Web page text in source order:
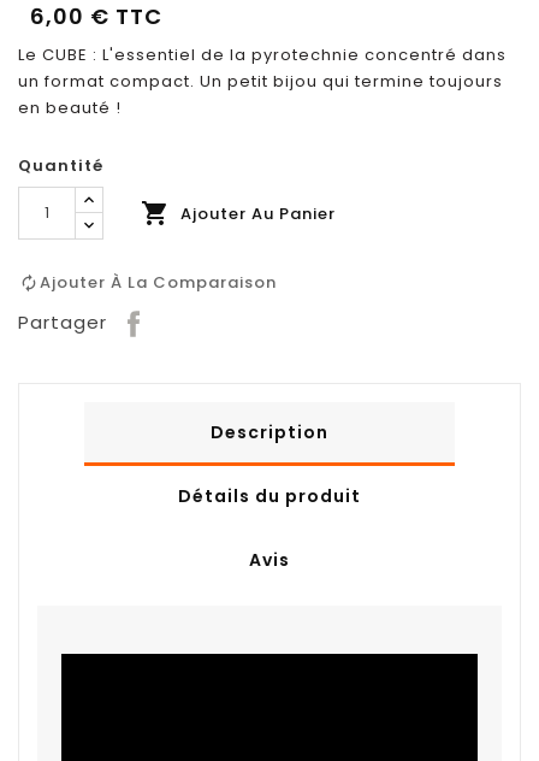
6,00 € TTC
Le CUBE : L'essentiel de la pyrotechnie concentré dans
un format compact. Un petit bijou qui termine toujours
en beauté !
Quantité
 Ajouter Au Panier
Ajouter À La Comparaison
Partager
Description
Détails du produit
Avis